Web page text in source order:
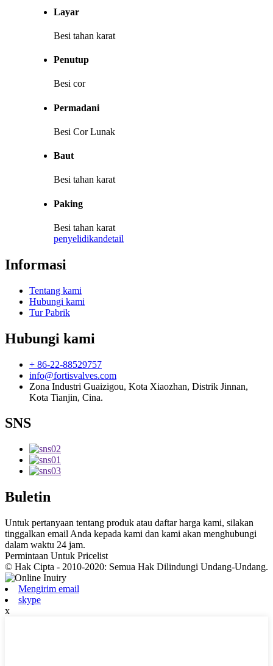
Layar
Besi tahan karat
Penutup
Besi cor
Permadani
Besi Cor Lunak
Baut
Besi tahan karat
Paking
Besi tahan karat
penyelidikandetail
Informasi
Tentang kami
Hubungi kami
Tur Pabrik
Hubungi kami
+ 86-22-88529757
info@fortisvalves.com
Zona Industri Guaizigou, Kota Xiaozhan, Distrik Jinnan,
Kota Tianjin, Cina.
SNS
Buletin
Untuk pertanyaan tentang produk atau daftar harga kami, silakan
tinggalkan email Anda kepada kami dan kami akan menghubungi
dalam waktu 24 jam.
Permintaan Untuk Pricelist
© Hak Cipta - 2010-2020: Semua Hak Dilindungi Undang-Undang.
Mengirim email
skype
x